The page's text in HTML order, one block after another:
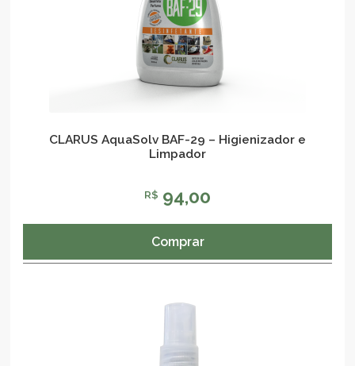
CLARUS AquaSolv BAF-29 – Higienizador e
Limpador
R$ 94,00
Comprar